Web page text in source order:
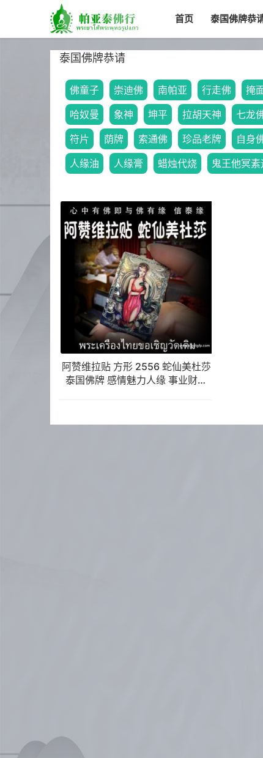
首页 泰国佛牌恭
泰国佛牌恭请
佛童子 崇迪佛 南帕亚 行走佛 掩
哈奴曼
象神 坤平 拉胡天神 七龙
符片
荫牌 索通佛 珍品老牌 自身
人缘油
人缘膏 蜡烛代烧 鬼王他冥素
阿赞维拉贴 方形 2556 蛇仙美杜莎
泰国佛牌 感情魅力人缘 事业财运